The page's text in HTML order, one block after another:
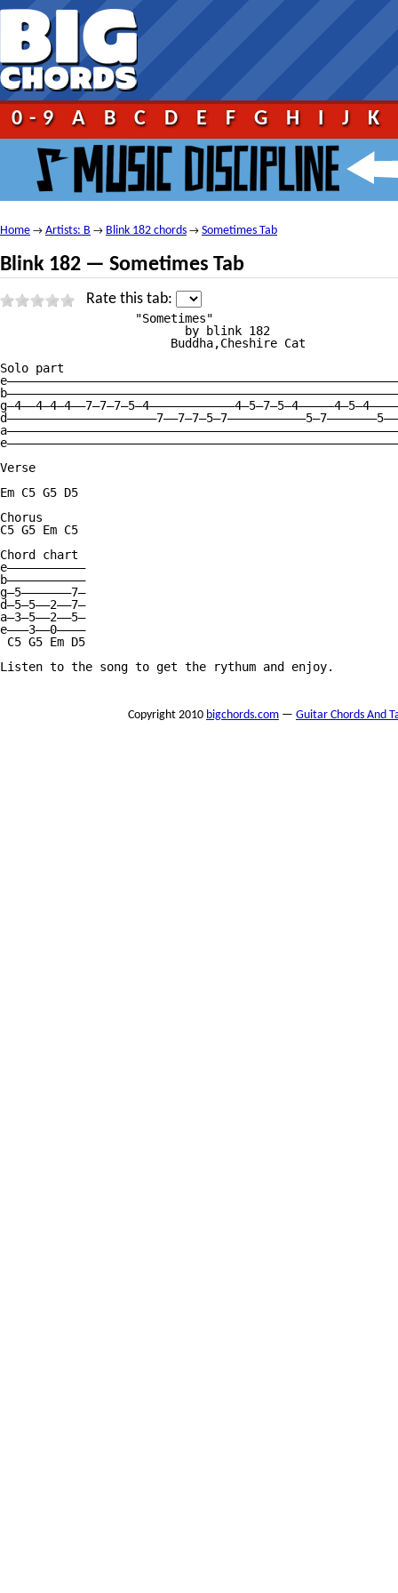
0-9 A B C D E F G H I J K
Home → Artists: B → Blink 182 chords → Sometimes Tab
Blink 182 — Sometimes Tab
Rate this tab:
                   "Sometimes"
                          by blink 182
                        Buddha,Cheshire Cat
Solo part
e———————————————————————————————————————————————————————
b———————————————————————————————————————————————————————
g—4——4—4—4——7—7—7—5—4————————————4—5—7—5—4—————4—5—4————
d—————————————————————7——7—7—5—7———————————5—7———————5——
a———————————————————————————————————————————————————————
e———————————————————————————————————————————————————————
Verse
Em C5 G5 D5
Chorus
C5 G5 Em C5
Chord chart
e———————————
b———————————
g—5———————7—
d—5—5——2——7—
a—3—5——2——5—
e———3——0————
C5 G5 Em D5
Listen to the song to get the rythum and enjoy.
Copyright 2010 bigchords.com — Guitar Chords And